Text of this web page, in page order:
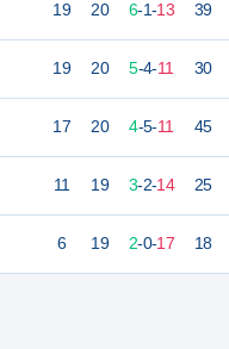
19 20 6-1-13 39
19 20 5-4-11 30
17 20 4-5-11 45
11 19 3-2-14 25
6 19 2-0-17 18